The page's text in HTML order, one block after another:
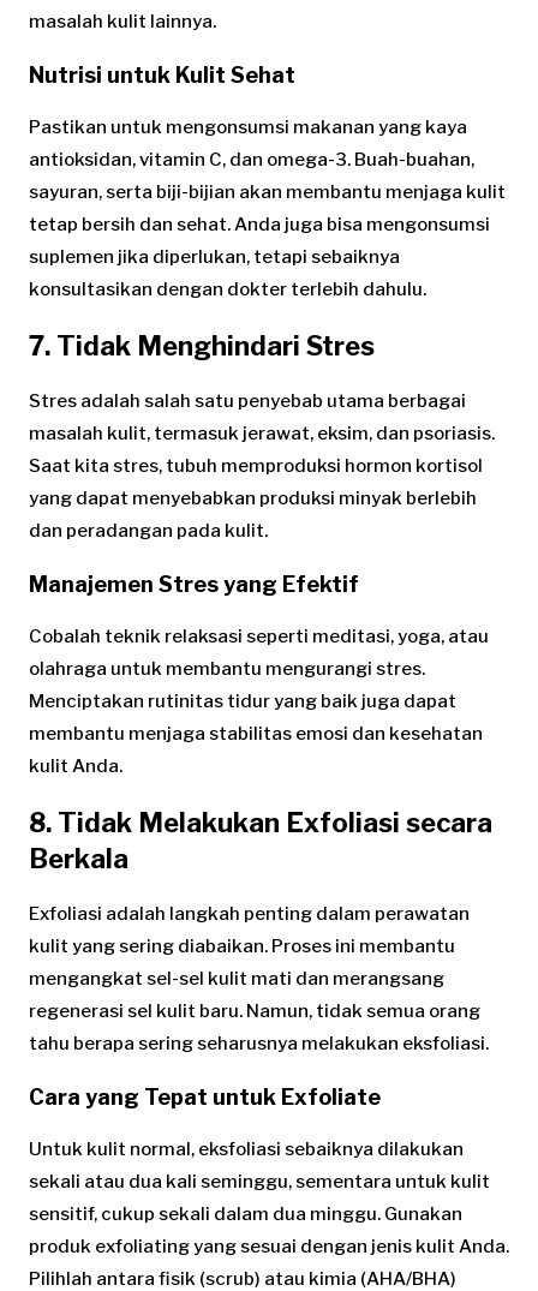
masalah kulit lainnya.
Nutrisi untuk Kulit Sehat
Pastikan untuk mengonsumsi makanan yang kaya
antioksidan, vitamin C, dan omega-3. Buah-buahan,
sayuran, serta biji-bijian akan membantu menjaga kulit
tetap bersih dan sehat. Anda juga bisa mengonsumsi
suplemen jika diperlukan, tetapi sebaiknya
konsultasikan dengan dokter terlebih dahulu.
7. Tidak Menghindari Stres
Stres adalah salah satu penyebab utama berbagai
masalah kulit, termasuk jerawat, eksim, dan psoriasis.
Saat kita stres, tubuh memproduksi hormon kortisol
yang dapat menyebabkan produksi minyak berlebih
dan peradangan pada kulit.
Manajemen Stres yang Efektif
Cobalah teknik relaksasi seperti meditasi, yoga, atau
olahraga untuk membantu mengurangi stres.
Menciptakan rutinitas tidur yang baik juga dapat
membantu menjaga stabilitas emosi dan kesehatan
kulit Anda.
8. Tidak Melakukan Exfoliasi secara
Berkala
Exfoliasi adalah langkah penting dalam perawatan
kulit yang sering diabaikan. Proses ini membantu
mengangkat sel-sel kulit mati dan merangsang
regenerasi sel kulit baru. Namun, tidak semua orang
tahu berapa sering seharusnya melakukan eksfoliasi.
Cara yang Tepat untuk Exfoliate
Untuk kulit normal, eksfoliasi sebaiknya dilakukan
sekali atau dua kali seminggu, sementara untuk kulit
sensitif, cukup sekali dalam dua minggu. Gunakan
produk exfoliating yang sesuai dengan jenis kulit Anda.
Pilihlah antara fisik (scrub) atau kimia (AHA/BHA)